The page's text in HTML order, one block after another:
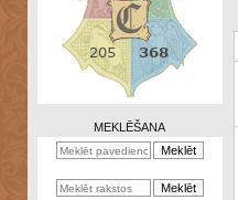
Zināšanu
MEKLĒŠANA